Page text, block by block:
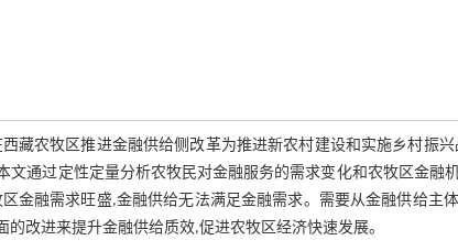
藏农牧区推进金融供给侧改革为推进新农村建设和实施乡村振
通过定性定量分析农牧民对金融服务的需求变化和农牧区金融
金融需求旺盛,金融供给无法满足金融需求。需要从金融供给主
改进来提升金融供给质效,促进农牧区经济快速发展。